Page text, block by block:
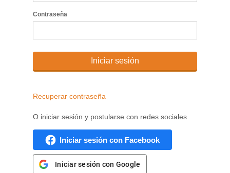
Contraseña
Iniciar sesión
Recuperar contraseña
O iniciar sesión y postularse con redes sociales
Iniciar sesión con Facebook
Iniciar sesión con Google